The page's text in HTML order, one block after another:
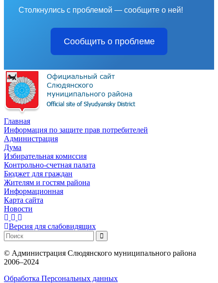
Столкнулись с проблемой — сообщите о ней!
Сообщить о проблеме
Главная
Информация по защите прав потребителей
Администрация
Дума
Избирательная комиссия
Контрольно-счетная палата
Бюджет для граждан
Жителям и гостям района
Информационная
Карта сайта
Новости
Версия для слабовидящих
© Администрация Слюдянского муниципального района
2006–2024
Обработка Персональных данных